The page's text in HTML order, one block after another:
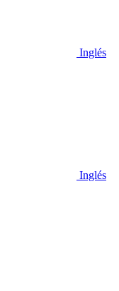
Inglés
Inglés